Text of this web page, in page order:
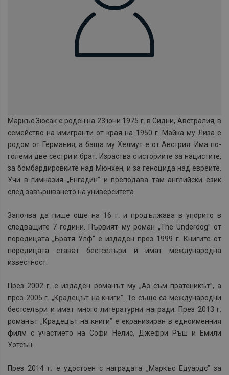
Маркъс Зюсак е роден на 23 юни 1975 г. в Сидни, Австралия, в
семейство на имигранти от края на 1950 г. Майка му Лиза е
родом от Германия, а баща му Хелмут е от Австрия. Има по-
големи две сестри и брат. Израства с историите за нацистите,
за бомбардировките над Мюнхен, и за геноцида над евреите.
Учи в гимназия „Енгадин” и преподава там английски език
след завършването на университета.
Започва да пише още на 16 г. и продължава в упорито в
следващите 7 години. Първият му роман „The Underdog” от
поредицата „Братя Улф” е издаден през 1999 г. Книгите от
поредицата стават бестселъри и имат международна
известност.
През 2002 г. е издаден романът му „Аз съм пратеникът”, а
през 2005 г. „Крадецът на книги”. Те също са международни
бестселъри и имат много литературни награди. През 2013 г.
романът „Крадецът на книги” е екранизиран в едноименния
филм с участието на Софи Нелис, Джефри Ръш и Емили
Уотсън.
През 2014 г. е удостоен с наградата „Маркъс Едуардс” за